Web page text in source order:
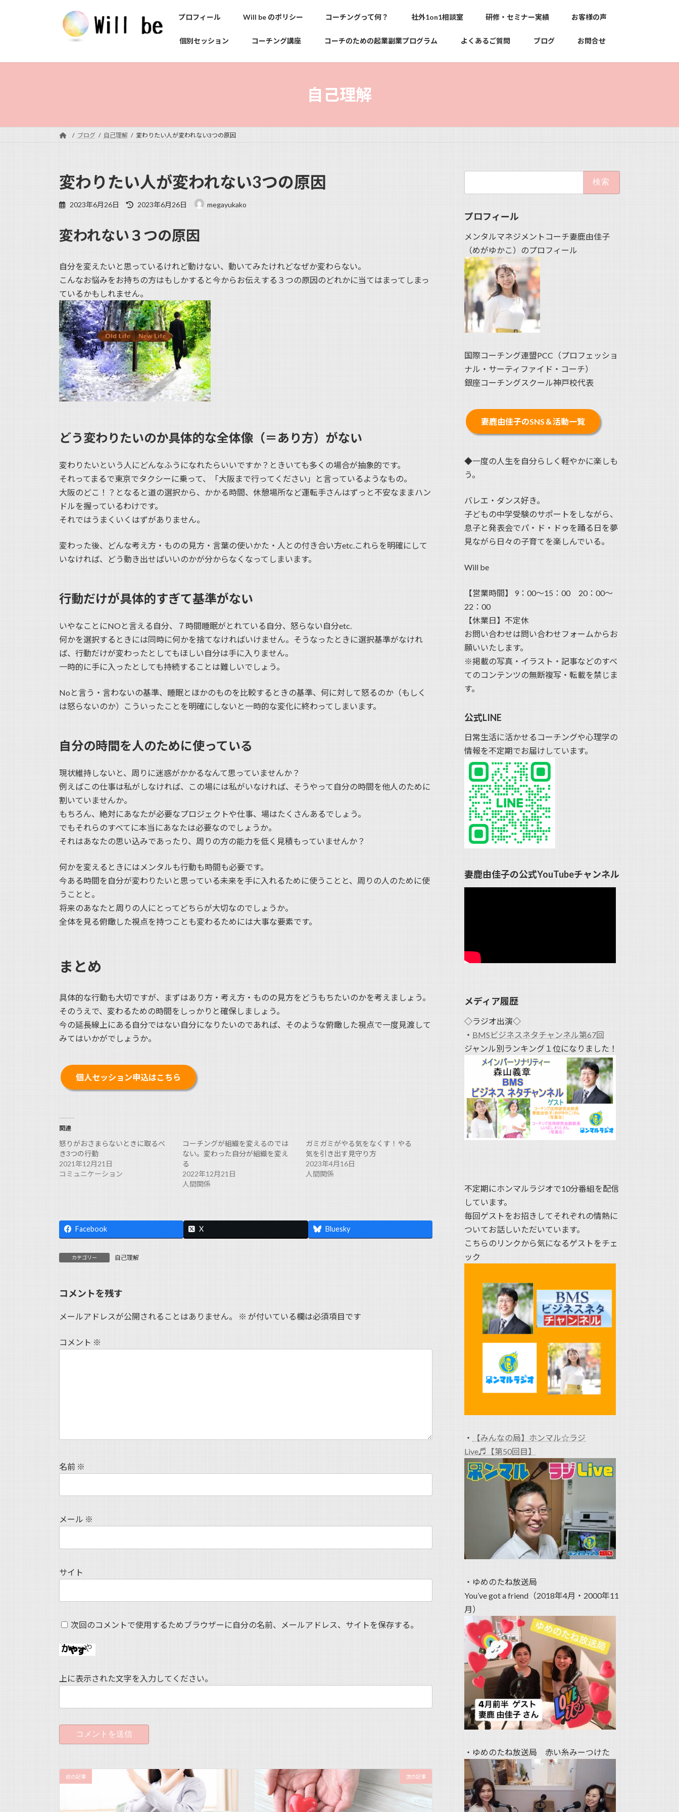
プロフィール Will be のポリシー コーチングって何？ 社外1on1相談室 研修・セミナー実績 お客様の声
個別セッション コーチング講座 コーチのための起業副業プログラム よくあるご質問 ブログ お問合せ
自己理解
ブログ 自己理解 変わりたい人が変われない3つの原因
変わりたい人が変われない3つの原因
2023年6月26日
最
新
日
2023年6月26日 megayukako
変われない３つの原因
自分を変えたいと思っているけれど動けない、動いてみたけれどなぜか変わらない。
こんなお悩みをお持ちの方はもしかすると今からお伝えする３つの原因のどれかに当てはまってしまっ
ているかもしれません。
どう変わりたいのか具体的な全体像（＝あり方）がない
変わりたいという人にどんなふうになれたらいいですか？ときいても多くの場合が抽象的です。
それってまるで東京でタクシーに乗って、「大阪まで行ってください」と言っているようなもの。
大阪のどこ！？となると道の選択から、かかる時間、休憩場所など運転手さんはずっと不安なままハン
ドルを握っているわけです。
それではうまくいくはずがありません。
変わった後、どんな考え方・ものの見方・言葉の使いかた・人との付き合い方etc.これらを明確にして
いなければ、どう動き出せばいいのかが分からなくなってしまいます。
行動だけが具体的すぎて基準がない
いやなことにNOと言える自分、７時間睡眠がとれている自分、怒らない自分etc.
何かを選択するときには同時に何かを捨てなければいけません。そうなったときに選択基準がなけれ
ば、行動だけが変わったとしてもほしい自分は手に入りません。
一時的に手に入ったとしても持続することは難しいでしょう。
Noと言う・言わないの基準、睡眠とほかのものを比較するときの基準、何に対して怒るのか（もしく
は怒らないのか）こういったことを明確にしないと一時的な変化に終わってしまいます。
自分の時間を人のために使っている
現状維持しないと、周りに迷惑がかかるなんて思っていませんか？
例えばこの仕事は私がしなければ、この場には私がいなければ、そうやって自分の時間を他人のために
割いていませんか。
もちろん、絶対にあなたが必要なプロジェクトや仕事、場はたくさんあるでしょう。
でもそれらのすべてに本当にあなたは必要なのでしょうか。
それはあなたの思い込みであったり、周りの方の能力を低く見積もっていませんか？
何かを変えるときにはメンタルも行動も時間も必要です。
今ある時間を自分が変わりたいと思っている未来を手に入れるために使うことと、周りの人のために使
うことと。
将来のあなたと周りの人にとってどちらが大切なのでしょうか。
全体を見る俯瞰した視点を持つことも変わるためには大事な要素です。
まとめ
具体的な行動も大切ですが、まずはあり方・考え方・ものの見方をどうもちたいのかを考えましょう。
そのうえで、変わるための時間をしっかりと確保しましょう。
今の延長線上にある自分ではない自分になりたいのであれば、そのような俯瞰した視点で一度見渡して
みてはいかがでしょうか。
個人セッション申込はこちら
関連
怒りがおさまらないときに取るべ
き3つの行動
2021年12月21日
コミュニケーション
コーチングが組織を変えるのでは
ない。変わった自分が組織を変え
る
2022年12月21日
人間関係
ガミガミがやる気をなくす！やる
気を引き出す見守り方
2023年4月16日
人間関係
Facebook X Bluesky
カテゴリー 自己理解
コメントを残す
メールアドレスが公開されることはありません。 ※ が付いている欄は必須項目です
コメント ※
名前 ※
メール ※
サイト
次回のコメントで使用するためブラウザーに自分の名前、メールアドレス、サイトを保存する。
上に表示された文字を入力してください。
前の記事 次の記事
プロフィール
メンタルマネジメントコーチ妻鹿由佳子
（めがゆかこ）のプロフィール
国際コーチング連盟PCC（プロフェッショ
ナル・サーティファイド・コーチ）
銀座コーチングスクール神戸校代表
妻鹿由佳子のSNS＆活動一覧
◆一度の人生を自分らしく軽やかに楽しも
う。
バレエ・ダンス好き。
子どもの中学受験のサポートをしながら、
息子と発表会でパ・ド・ドゥを踊る日を夢
見ながら日々の子育てを楽しんでいる。
Will be
【営業時間】 9：00〜15：00 20：00～
22：00
【休業日】不定休
お問い合わせは問い合わせフォームからお
願いいたします。
※掲載の写真・イラスト・記事などのすべ
てのコンテンツの無断複写・転載を禁じま
す。
公式LINE
日常生活に活かせるコーチングや心理学の
情報を不定期でお届けしています。
妻鹿由佳子の公式YouTubeチャンネル
メディア履歴
◇ラジオ出演◇
・ BMSビジネスネタチャンネル第67回
ジャンル別ランキング１位になりました！
不定期にホンマルラジオで10分番組を配信
しています。
毎回ゲストをお招きしてそれぞれの情熱に
ついてお話しいただいています。
こちらのリンクから気になるゲストをチェ
ック
・
【みんなの局】ホンマル☆ラジ
Live♬【第50回目】
・ゆめのたね放送局
You’ve got a friend（2018年4月・2000年11
月）
・ゆめのたね放送局 赤い糸みーつけた